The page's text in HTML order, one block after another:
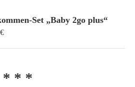
Set „Baby 2go plus“
€
* * *